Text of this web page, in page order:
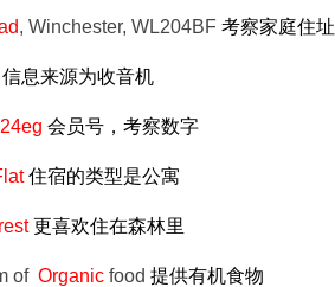
, Winchester, WL204BF 考察家庭住址
信息来源为收音机
会员号，考察数字
住宿的类型是公寓
更喜欢住在森林里
of Organic food 提供有机食物